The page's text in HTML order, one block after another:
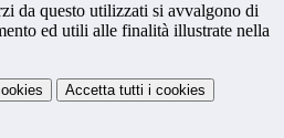
da questo utilizzati si avvalgono di
ed utili alle finalità illustrate nella
Accetta tutti i cookies